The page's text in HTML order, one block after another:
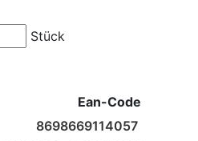
Stück
Ean-Code
8698669114057